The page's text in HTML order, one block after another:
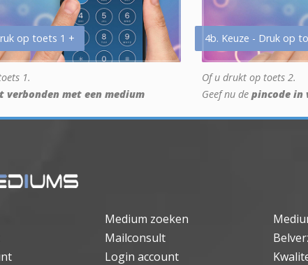
op toets 1 +
1.
verbonden met een medium
4b. Keuze - Druk op
Of u drukt op toets 2.
Geef nu de pincode in
Medium zoeken
Mailconsult
Login account